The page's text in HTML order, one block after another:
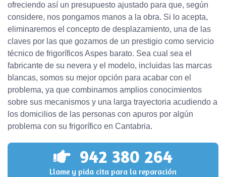
ofreciendo así un presupuesto ajustado para que, según
considere, nos pongamos manos a la obra. Si lo acepta,
eliminaremos el concepto de desplazamiento, una de las
claves por las que gozamos de un prestigio como servicio
técnico de frigoríficos Aspes barato. Sea cual sea el
fabricante de su nevera y el modelo, incluidas las marcas
blancas, somos su mejor opción para acabar con el
problema, ya que combinamos amplios conocimientos
sobre sus mecanismos y una larga trayectoria acudiendo a
los domicilios de las personas con apuros por algún
problema con su frigorífico en Cantabria.
942 380 264
Llame y pida cita para la reparación